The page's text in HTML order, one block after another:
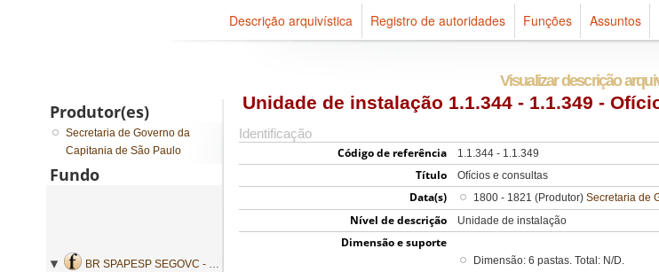
Descrição arquivística Registro de autoridades Funções Assuntos
Visualizar descrição
Unidade de instalação 1.1.344 - 1.1.349 -
Identificação
Código de referência 1.1.344 - 1.1.349
Título Ofícios e consultas
Data(s) 1800 - 1821 (Produtor) Secretaria de
Nível de descrição Unidade de instalação
Dimensão e suporte
Dimensão: 6 pastas. Total: N/D.
Produtor(es)
Secretaria de Governo da
Capitania de São Paulo
Fundo
BR SPAPESP SEGOVC - Secretaria de Governo da Capitania de São Paulo